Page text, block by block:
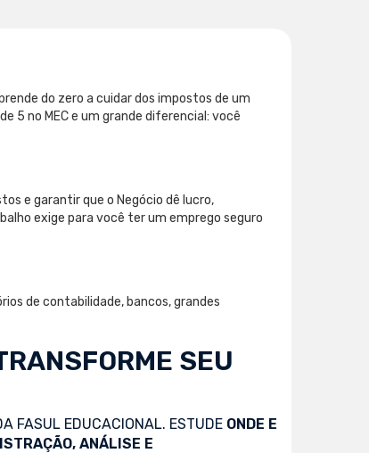
do zero a cuidar dos impostos de um
5 no MEC e um grande diferencial: você
e garantir que o Negócio dê lucro,
exige para você ter um emprego seguro
de contabilidade, bancos, grandes
SEU
FASUL EDUCACIONAL. ESTUDE ONDE E
ANÁLISE E